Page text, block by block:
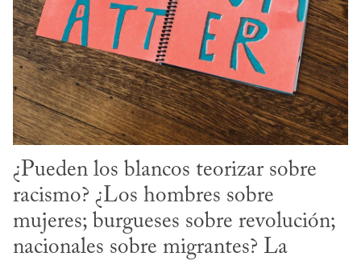
¿Pueden los blancos teorizar sobre
racismo? ¿Los hombres sobre
mujeres; burgueses sobre revolución;
nacionales sobre migrantes? La